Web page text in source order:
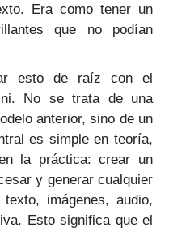
Era como tener un
que no podían
esto de raíz con el
No se trata de una
anterior, sino de un
es simple en teoría,
la práctica: crear un
y generar cualquier
imágenes, audio,
Esto significa que el